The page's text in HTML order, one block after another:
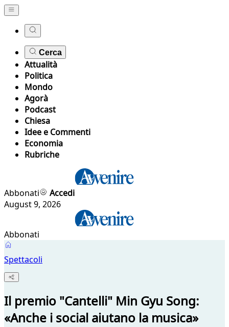
Cerca
Attualità
Politica
Mondo
Agorà
Podcast
Chiesa
Idee e Commenti
Economia
Rubriche
Abbonati
Accedi
August 9, 2026
Abbonati
Spettacoli
Il premio "Cantelli" Min Gyu Song:
«Anche i social aiutano la musica»